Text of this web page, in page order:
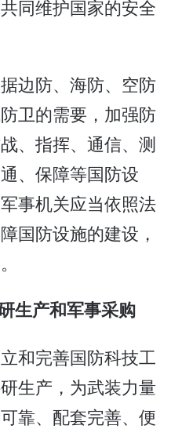
同维护国家的安全
边防、海防、空防
卫的需要，加强防
、指挥、通信、测
、保障等国防设
事机关应当依照法
国防设施的建设，
生产和军事采购
和完善国防科技工
生产，为武装力量
靠、配套完善、便